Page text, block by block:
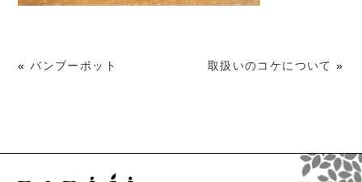
«バンブーポット 取扱いのコケについて »